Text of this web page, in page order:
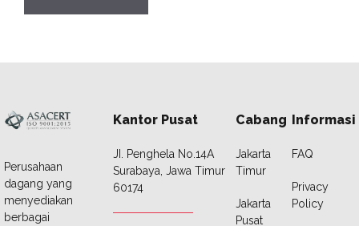
Perusahaan
dagang yang
menyediakan
berbagai
Kantor Pusat
JI. Penghela No.14A
Surabaya, Jawa Timur
60174
Cabang
Jakarta
Timur
Jakarta
Pusat
Informasi
FAQ
Privacy
Policy